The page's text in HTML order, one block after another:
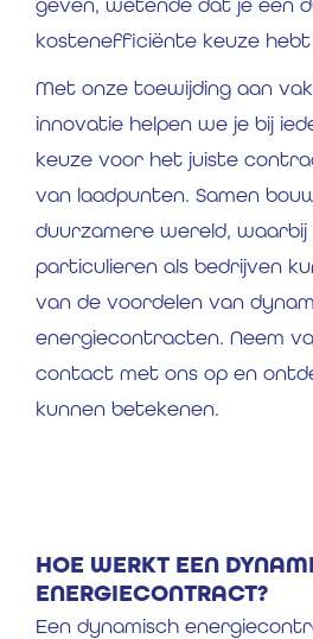
kostenefficiënte keuze
Met onze toewijding aan
innovatie helpen we je bij
keuze voor het juiste
van laadpunten. Samen
duurzamere wereld, waarbij
particulieren als bedrijven
van de voordelen van
energiecontracten. Neem
contact met ons op en
kunnen betekenen.
HOE WERKT EEN
ENERGIECONTRACT?
Een dynamisch